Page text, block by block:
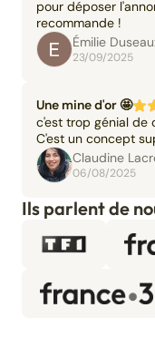
pour déposer
recommande !
Émilie
23/09/2025
Une mine d'or 🤩
c'est trop génial de
C'est un concept
Claudine
06/08/2025
Ils parlent de